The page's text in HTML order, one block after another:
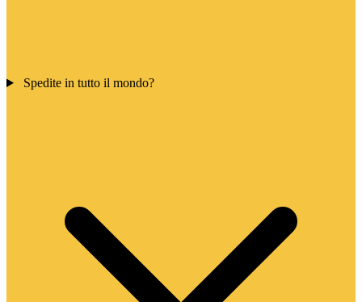
Spedite in tutto il mondo?